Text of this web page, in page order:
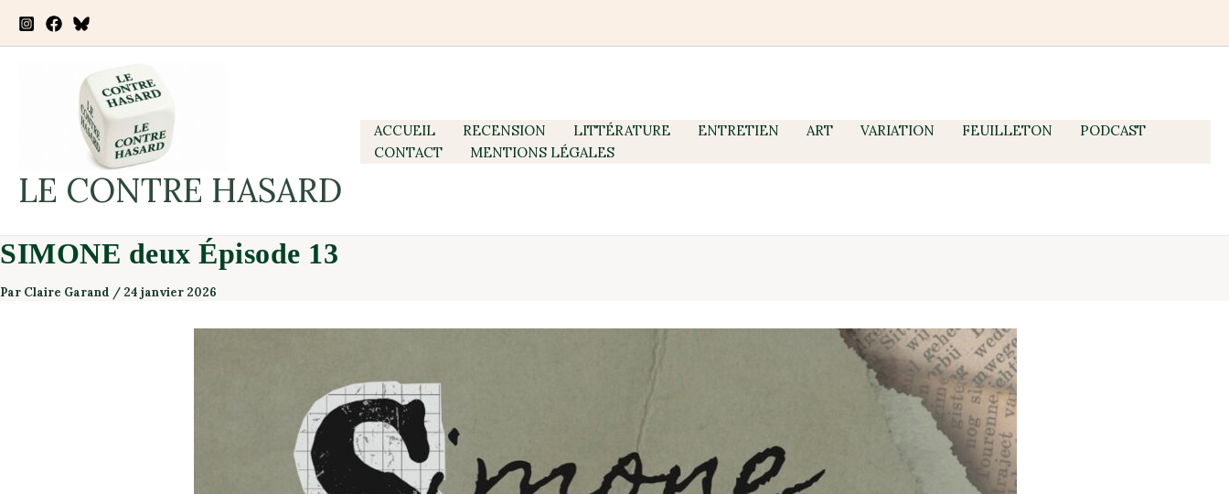
LE CONTRE HASARD
ACCUEIL RECENSION LITTÉRATURE ENTRETIEN ART VARIATION FEUILLETON
PODCAST
CONTACT
MENTIONS LÉGALES
SIMONE deux Épisode 13
Par Claire Garand / 24 janvier 2026